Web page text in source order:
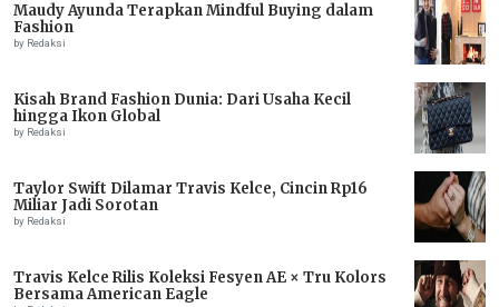
Maudy Ayunda Terapkan Mindful Buying dalam
Fashion
by Redaksi
Kisah Brand Fashion Dunia: Dari Usaha Kecil
hingga Ikon Global
by Redaksi
Taylor Swift Dilamar Travis Kelce, Cincin Rp16
Miliar Jadi Sorotan
by Redaksi
Travis Kelce Rilis Koleksi Fesyen AE × Tru Kolors
Bersama American Eagle